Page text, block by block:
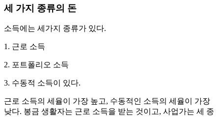
세 가지 종류의 돈
소득에는 세가지 종류가 있다.
1. 근로 소득
2. 포트폴리오 소득
3. 수동적 소득이 있다.
근로 소득의 세율이 가장 높고, 수동적인 소득의 세율이 가장
낮다. 봉금 생활자는 근로 소득을 받는 것이고, 사업가는 세 종